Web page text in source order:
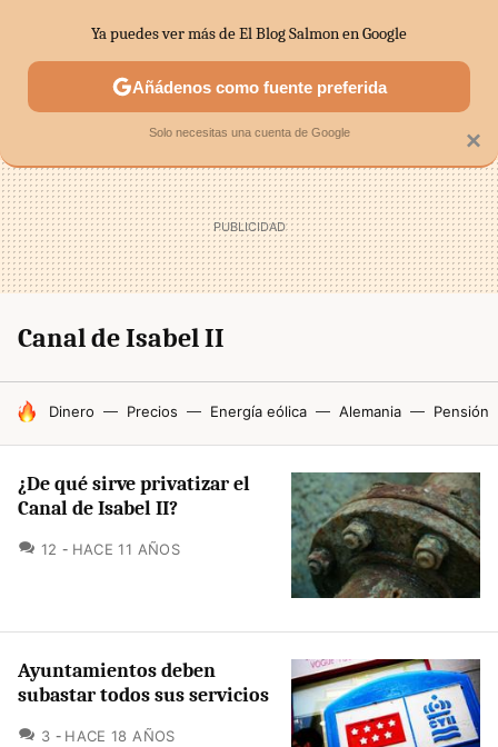
SECTORES ECONOMÍA DOMÉSTICA MERCADOS
Canal de Isabel II
HOY SE HABLA DE
Dinero Precios Energía eólica Alemania Pensión
¿De qué sirve privatizar el
Canal de Isabel II?
12 COMENTARIOS
HACE 11 AÑOS
Ayuntamientos deben
subastar todos sus servicios
3 COMENTARIOS
HACE 18 AÑOS
×
Ya puedes ver más de El Blog Salmon en Google
Añádenos como fuente preferida
Solo necesitas una cuenta de Google